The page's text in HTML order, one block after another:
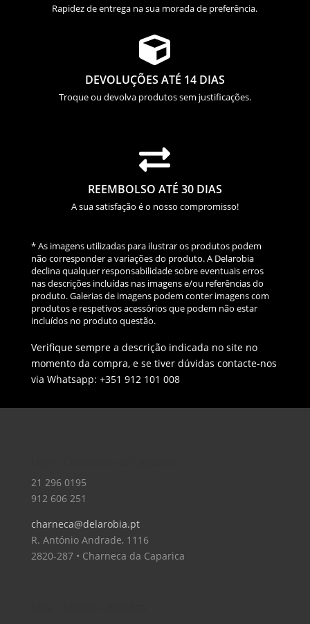
Rapidez de entrega na sua morada de preferência.

DEVOLUÇÕES ATÉ 14 DIAS
Troque ou devolva produtos sem justificações.

REEMBOLSO ATÉ 30 DIAS
A sua satisfação é o nosso compromisso!
* As imagens utilizadas para ilustrar os produtos podem
não corresponder a variações do produto. A Delarobia
declina qualquer responsabilidade sobre eventuais erros
nas descrições incluídas nas imagens e/ou referências do
produto. Galerias de imagens podem conter imagens com
produtos e respetivos acessórios que podem não estar
incluídos no produto questão.
Verifique sempre a descrição indicada no site no
momento da compra, e se tiver dúvidas contacte-nos
via Whatsapp: +351 912 101 008
21 296 0195
912 606 251
charneca@delarobia.pt
R. António Andrade, 1116
2820-287 • Charneca da Caparica